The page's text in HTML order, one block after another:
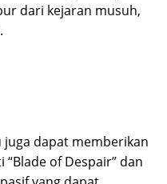
dari kejaran musuh,
dapat memberikan
of Despair” dan